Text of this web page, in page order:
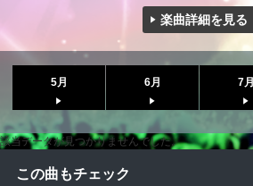
楽曲詳細を見る
5月 6月 7月
該当データが見つかりませんでした。
この曲もチェック